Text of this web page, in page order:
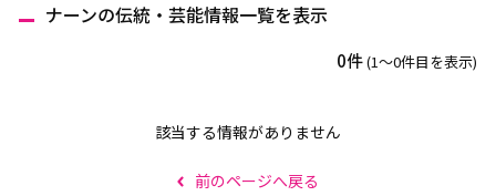
ナーンの伝統・芸能情報一覧を表示
0件(1〜0件目を表示)
該当する情報がありません
前のページへ戻る